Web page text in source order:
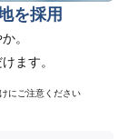
を採用
。
ます。
にご注意ください